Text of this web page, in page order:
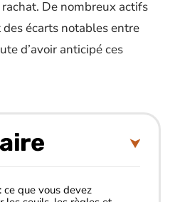
De nombreux actifs
écarts notables entre
d’avoir anticipé ces
que vous devez